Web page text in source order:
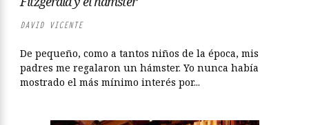
DAVID VICENTE
De pequeño, como a tantos niños de la época, mis
padres me regalaron un hámster. Yo nunca había
mostrado el más mínimo interés por...